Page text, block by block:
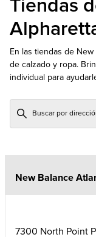
Tiendas
En las tiendas de
de calzado y ropa.
individual para
New Balance
7300 North Point